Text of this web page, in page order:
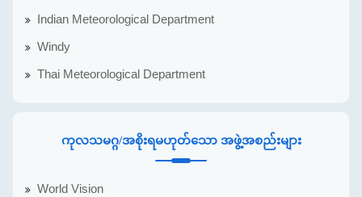
Indian Meteorological Department
Windy
Thai Meteorological Department
ကုလသမဂ္ဂ/အစိုးရမဟုတ်သော အဖွဲ့အစည်းများ
World Vision